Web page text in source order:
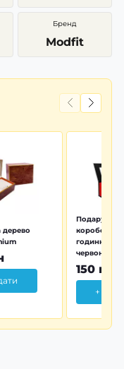
Бренд
Modfit
дерево
коробочка
годинника
червона
150 грн
+